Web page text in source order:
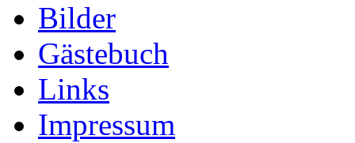
Bilder
Gästebuch
Links
Impressum